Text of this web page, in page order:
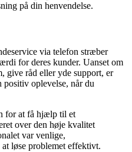
på din henvendelse.
via telefon stræber
for deres kunder. Uanset om
give råd eller yde support, er
positiv oplevelse, når du
for at få hjælp til et
over den høje kvalitet
var venlige,
løse problemet effektivt.